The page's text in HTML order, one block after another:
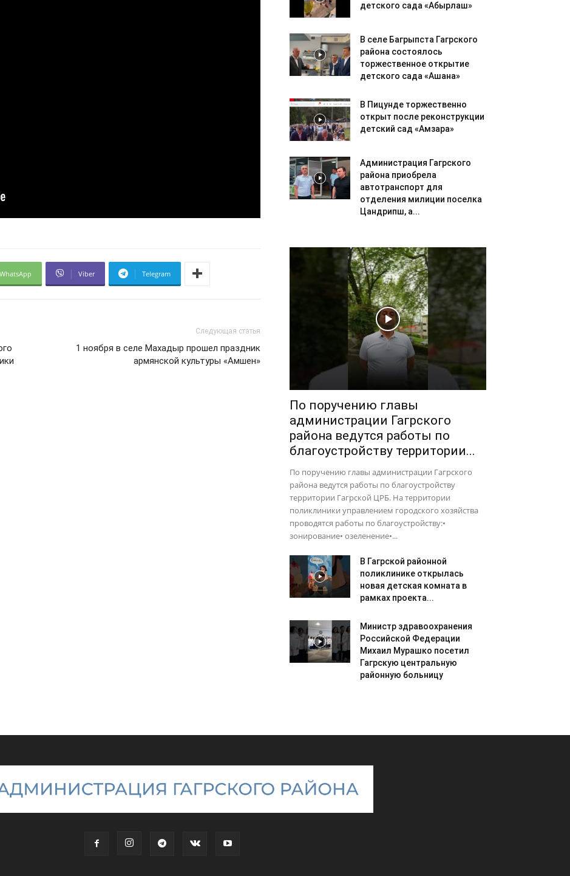
WhatsApp Viber Telegram
Следующая статья
1 ноября в селе Махадыр прошел праздник
армянской культуры «Амшен»
детского сада «Абырлаш»
В селе Багрыпста Гагрского
района состоялось
торжественное открытие
детского сада «Ашана»
В Пицунде торжественно
открыт после реконструкции
детский сад «Амзара»
Администрация Гагрского
района приобрела
автотранспорт для
отделения милиции поселка
Цандрипш, а...
По поручению главы
администрации Гагрского
района ведутся работы по
благоустройству территории...
По поручению главы администрации Гагрского
района ведутся работы по благоустройству
территории Гагрской ЦРБ. На территории
поликлиники управлением городского хозяйства
проводятся работы по благоустройству:•
зонирование• озеленение•...
В Гагрской районной
поликлинике открылась
новая детская комната в
рамках проекта...
Министр здравоохранения
Российской Федерации
Михаил Мурашко посетил
Гагрскую центральную
районную больницу